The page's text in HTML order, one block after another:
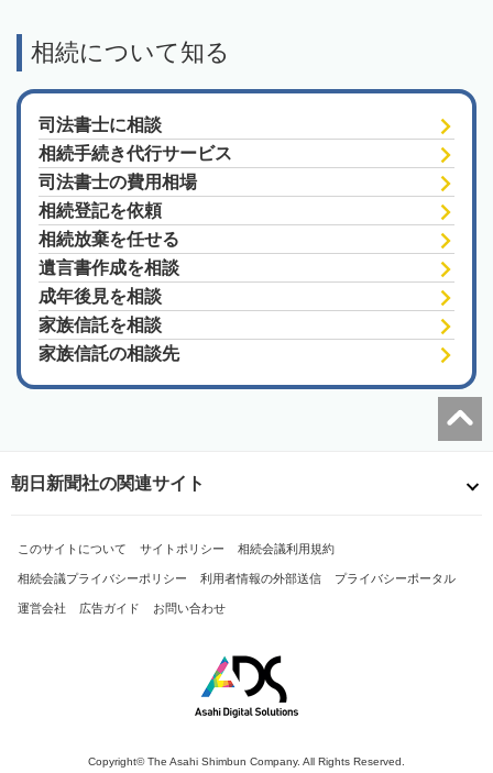
相続について知る
司法書士に相談
相続手続き代行サービス
司法書士の費用相場
相続登記を依頼
相続放棄を任せる
遺言書作成を相談
成年後見を相談
家族信託を相談
家族信託の相談先
朝日新聞社の関連サイト
このサイトについて サイトポリシー 相続会議利用規約
相続会議プライバシーポリシー 利用者情報の外部送信 プライバシーポータル
運営会社 広告ガイド お問い合わせ
Copyright© The Asahi Shimbun Company. All Rights Reserved.